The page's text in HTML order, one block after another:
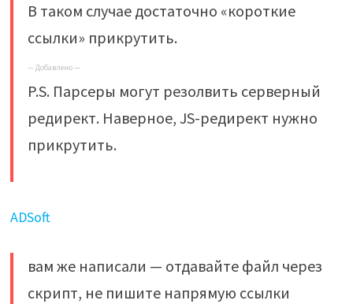
В таком случае достаточно «короткие
ссылки» прикрутить.
— Добавлено —
P.S. Парсеры могут резолвить серверный
редирект. Наверное, JS-редирект нужно
прикрутить.
ADSoft
вам же написали — отдавайте файл через
скрипт, не пишите напрямую ссылки